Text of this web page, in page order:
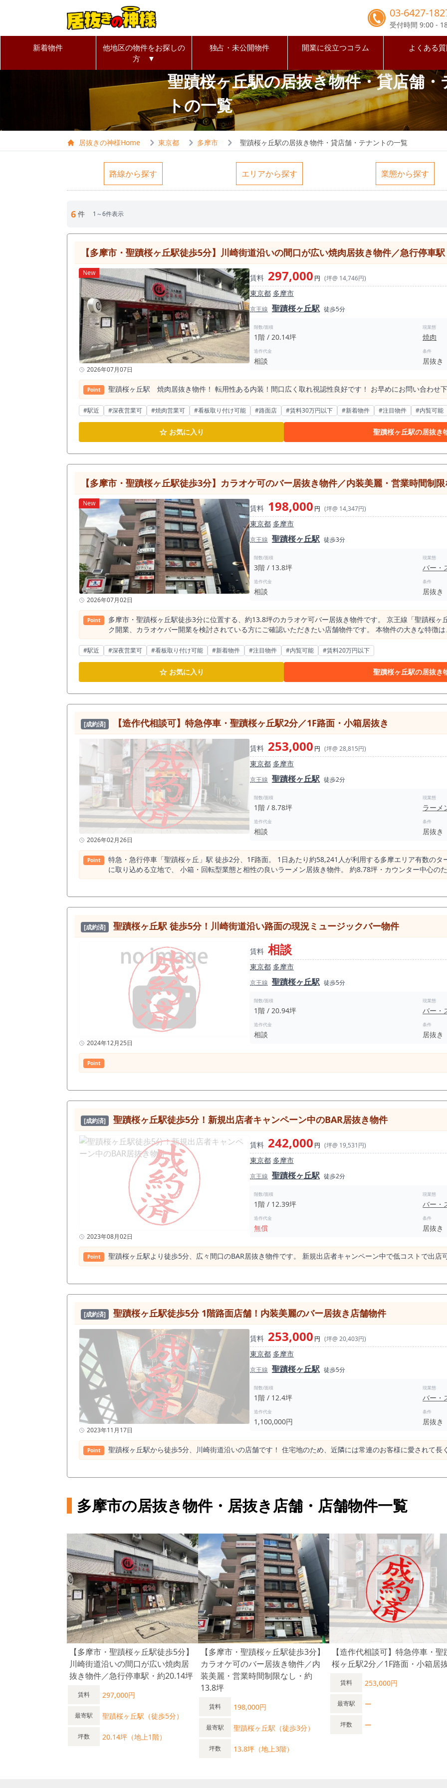
03-6427-
受付時間 9:00 -
新着物件
他地区の物件をお探しの
方 ▼
独占・未公開物件 開業に役立つコラム よくある
聖蹟桜ヶ丘駅の居抜き物件・貸店舗・
トの一覧
居抜きの神様Home 東京都 多摩市 聖蹟桜ヶ丘駅の居抜き物件・貸店舗・テナントの一覧
路線から探す エリアから探す 業態から探す
6 件 1～6件表示
【多摩市・聖蹟桜ヶ丘駅徒歩5分】川崎街道沿いの間口が広い焼肉居抜き物件／急行停車
New
2026年07月07日
賃料 297,000 円 (坪@ 14,746円)
東京都 多摩市
京王線 聖蹟桜ヶ丘駅 徒歩5分
階数/面積
1階 / 20.14坪
現業態
焼肉
造作代金
相談
条件
居抜き
Point 聖蹟桜ヶ丘駅 焼肉居抜き物件！ 転用性ある内装！間口広く取れ視認性良好です！ お早めにお問い合わせ
#駅近 #深夜営業可 #焼肉営業可 #看板取り付け可能 #路面店 #賃料30万円以下 #新着物件 #注目物件 #内覧可能
☆ お気に入り 聖蹟桜ヶ丘駅の居抜き
【多摩市・聖蹟桜ヶ丘駅徒歩3分】カラオケ可のバー居抜き物件／内装美麗・営業時間制
New
2026年07月02日
賃料 198,000 円 (坪@ 14,347円)
東京都 多摩市
京王線 聖蹟桜ヶ丘駅 徒歩3分
階数/面積
3階 / 13.8坪
現業態
バー・
造作代金
相談
条件
居抜き
Point
多摩市・聖蹟桜ヶ丘駅徒歩3分に位置する、約13.8坪のカラオケ可バー居抜き物件です。 京王線「聖蹟桜
ク開業、カラオケバー開業を検討されている方にご確認いただきたい店舗物件です。 本物件の大きな特徴は、聖蹟桜ヶ丘駅徒歩3分という駅近立地に加
え、カラオケ利用が相談できるバー居抜きである点です。 カラオケ対応のバー・スナック系居抜き物件は
物件としては多くありません。 既にバー・スナック・カラオケバー業態を検討している方にとっては、内
件です。 聖蹟桜ヶ丘駅は京王線の主要駅の一つで、通勤・通学利用に加え、周辺住民の生活動線として利用される駅です。 駅周辺には商業施設、飲食
店、住宅地が集まっており、地域住民や駅利用者を対象とした飲食需要を見込んだ店舗づくりを検討でき
あり、そのうちバー業態は約18件確認されています。 飲食店が一定数集まるエリアでありながら、バー・
装、カウンター、客席レイアウト、照明、カラオケ関連設備などを出店予定業態に合わせて活用できる場
して、開業準備期間や内装工事費の負担を抑えられる可能性があります。 ただし、既存設備やカラオケ機
用可否については、内見時および専門業者による確認が必要です。 郊外寄りの駅近バー物件では、駅前の一見客だけに頼るのではなく、地域住民や近隣
勤務者に繰り返し利用してもらう営業設計が重要です。 本物件は、駅徒歩3分の立地を活かしつつ、店内
い価格帯などを組み合わせることで、地域密着型のバー・スナックとしての運営を検討できます。聖蹟桜
る店」「落ち着いて飲める店」を作りたい方に向いた募集案件です。 営業時間の制限がない点も、本物件の検討材料です。 夕方から夜の営業に加え、
深夜帯の営業も視野に入れた計画を立てられる可能性があります。 ただし、実際の営業時間や営業内容に
量、来店客の出入り、看板掲出方法などを事前に確認することが重要です。 特にカラオケを伴う業態では
時に確認する必要があります。 業態業種制限として風俗系業態は不可で、臭いや煙の強い業態は相談となります。 そのため、バー、スナック、カラオ
ケバー、ダイニングバー、小規模なラウンジなどでの検討が現実的です。 重飲食や強い排気を必要とする
ただいたうえで、貸主確認を進める必要があります。 看板使用料は月額4,400円、企画料1ヶ月、不動産手数料1ヶ月、更新事務手数料0.5ヶ月が必要で
す。 また、家賃保証会社加入、指定火災保険加入が必要となります。 看板工事については指定業者を利用
看板掲出位置や視認性、費用面もあわせてご確認ください。 多摩市で居抜き物件をお探しの方、聖蹟桜ヶ丘駅周辺でバー・スナック・カラオケバーの開
業を検討している方、駅近で内装を活かした夜業態の出店を考えている方には、ぜひ一度現地をご確認い
約13.8坪、内装美麗、カラオケ可、営業時間制限なし。 郊外駅近で地域密着型のバーを始めたい方に検討
#駅近 #深夜営業可 #看板取り付け可能 #新着物件 #注目物件 #内覧可能 #賃料20万円以下
☆ お気に入り 聖蹟桜ヶ丘駅の居抜き
[成約済] 【造作代相談可】特急停車・聖蹟桜ヶ丘駅2分／1F路面・小箱居抜き
2026年02月26日
賃料 253,000 円 (坪@ 28,815円)
東京都 多摩市
京王線 聖蹟桜ヶ丘駅 徒歩2分
階数/面積
1階 / 8.78坪
現業態
ラーメ
造作代金
相談
条件
居抜き
Point
特急・急行停車「聖蹟桜ヶ丘」駅 徒歩2分、1F路面。 1日あたり約58,241人が利用する多摩エリア有数のターミナル駅です。 駅至
に取り込める立地で、 小箱・回転型業態と相性の良いラーメン居抜き物件。 約8.78坪・カウンター中心のため、 ワンオペ／夫婦運営／少人数運営に最
適。 人件費を抑え、利益を残す設計が組みやすいサイズ感です。 造作は相談。 設備内容・条件次第で調整の余地があるため、 具体的な条件はお問い合
設備を見て判断したい」 という段階でも問題ありません。 駅徒歩2分・路面・小箱の物件は動きが早いため、 気になる方はお早めにお問い合わせくださ
い。
[成約済] 聖蹟桜ヶ丘駅 徒歩5分！川崎街道沿い路面の現況ミュージックバー物件
2024年12月25日
賃料 相談
東京都 多摩市
京王線 聖蹟桜ヶ丘駅 徒歩5分
階数/面積
1階 / 20.94坪
現業態
バー・
造作代金
相談
条件
居抜き
Point
[成約済] 聖蹟桜ヶ丘駅徒歩5分！新規出店者キャンペーン中のBAR居抜き物件
2023年08月02日
賃料 242,000 円 (坪@ 19,531円)
東京都 多摩市
京王線 聖蹟桜ヶ丘駅 徒歩2分
階数/面積
1階 / 12.39坪
現業態
バー・
造作代金
無償
条件
居抜き
Point 聖蹟桜ヶ丘駅より徒歩5分、広々間口のBAR居抜き物件です。 新規出店者キャンペーン中で低コストで出店
[成約済] 聖蹟桜ヶ丘駅徒歩5分 1階路面店舗！内装美麗のバー居抜き店舗物件
2023年11月17日
賃料 253,000 円 (坪@ 20,403円)
東京都 多摩市
京王線 聖蹟桜ヶ丘駅 徒歩5分
階数/面積
1階 / 12.4坪
現業態
バー・
造作代金
1,100,000円
条件
居抜き
Point 聖蹟桜ヶ丘駅から徒歩5分、川崎街道沿いの店舗です！ 住宅地のため、近隣には常連のお客様に愛されて
多摩市の居抜き物件・居抜き店舗・店舗物件一覧
【多摩市・聖蹟桜ヶ丘駅徒歩5分】
川崎街道沿いの間口が広い焼肉居
抜き物件／急行停車駅・約20.14坪
賃料 297,000円
最寄駅 聖蹟桜ヶ丘駅（徒歩5分）
坪数 20.14坪（地上1階）
【多摩市・聖蹟桜ヶ丘駅徒歩3分】
カラオケ可のバー居抜き物件／内
装美麗・営業時間制限なし・約
13.8坪
賃料 198,000円
最寄駅 聖蹟桜ヶ丘駅（徒歩3分）
坪数 13.8坪（地上3階）
【造作代相談可】特急停車・聖
桜ヶ丘駅2分／1F路面・小箱居
賃料 253,000円
最寄駅 ー
坪数 ー